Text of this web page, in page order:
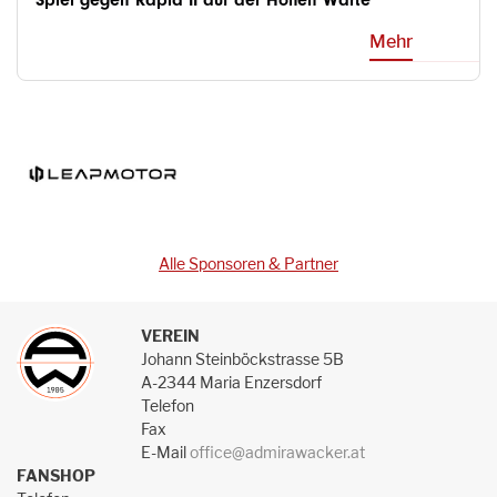
Mehr
Alle Sponsoren & Partner
VEREIN
Johann Steinböckstrasse 5B
A-2344 Maria Enzersdorf
Telefon
Fax
E-Mailoffice@admirawacker.at
FANSHOP